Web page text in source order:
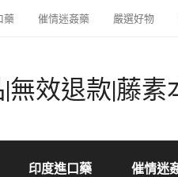
藥 催情迷姦藥 嚴選好物
無效退款|藤
印度進口藥 催情迷